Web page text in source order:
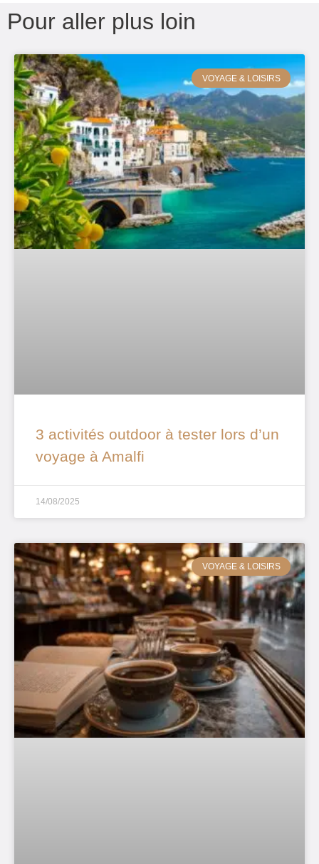
Pour aller plus loin
VOYAGE & LOISIRS
3 activités outdoor à tester lors d’un
voyage à Amalfi
14/08/2025
VOYAGE & LOISIRS